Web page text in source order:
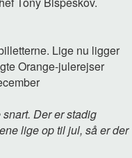
Lige nu ligger
Orange-julerejser
Der er stadig
lige op til jul, så er der